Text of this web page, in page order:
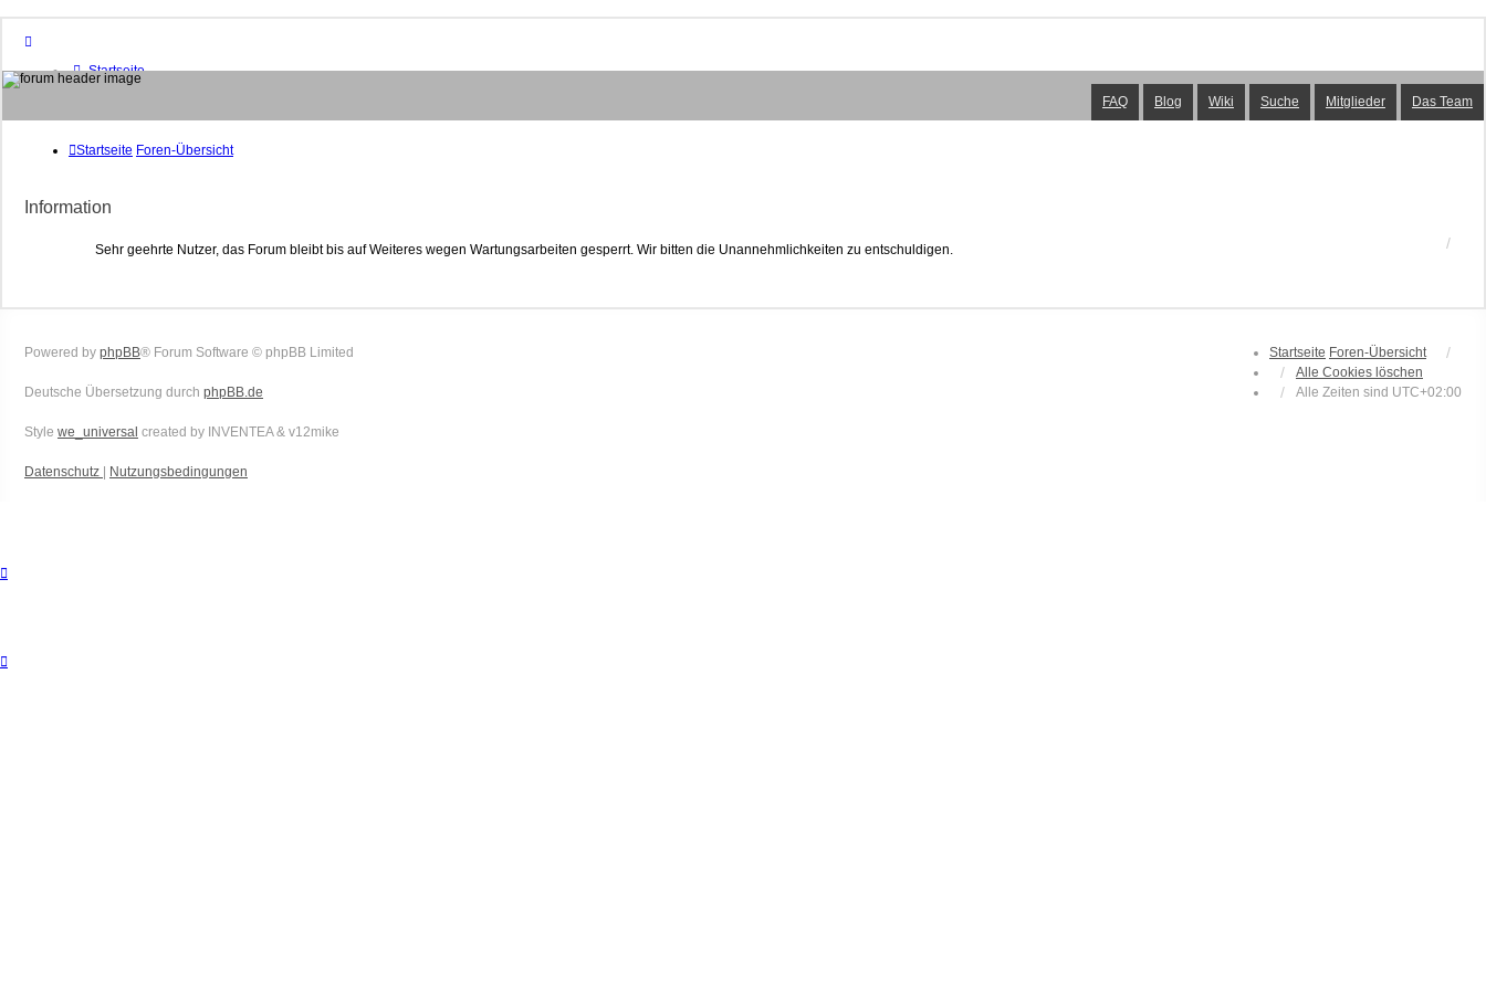
Startseite
Foren-Übersicht
Suche
Unbeantwortete Themen
Aktive Themen
Das Team
Anmelden
FAQ Blog Wiki Suche Mitglieder Das Team
Startseite Foren-Übersicht
Information
Sehr geehrte Nutzer, das Forum bleibt bis auf Weiteres wegen Wartungsarbeiten gesperrt. Wir bitten die Unannehmlichkeiten zu entschuldigen.
Startseite Foren-Übersicht
Alle Cookies löschen
Alle Zeiten sind UTC+02:00
Powered by phpBB® Forum Software © phpBB Limited
Deutsche Übersetzung durch phpBB.de
Style we_universal created by INVENTEA & v12mike
Datenschutz | Nutzungsbedingungen